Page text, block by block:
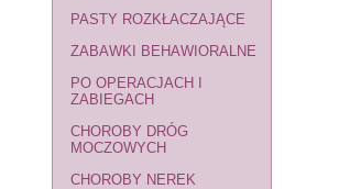
PASTY ROZKŁACZAJĄCE
ZABAWKI BEHAWIORALNE
PO OPERACJACH I
ZABIEGACH
CHOROBY DRÓG
MOCZOWYCH
CHOROBY NEREK